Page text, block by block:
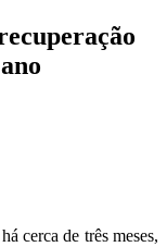
cerca de três meses,